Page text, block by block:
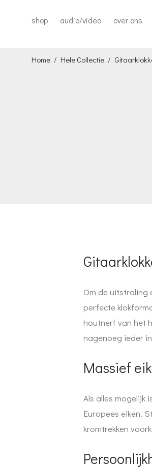
shop audio/video over ons
Home / Hele Collectie /
Om de uitstraling
perfecte
houtnerf van het
nagenoeg ieder
Massief
Als alles mogelijk
Europees eiken.
kromtrekken